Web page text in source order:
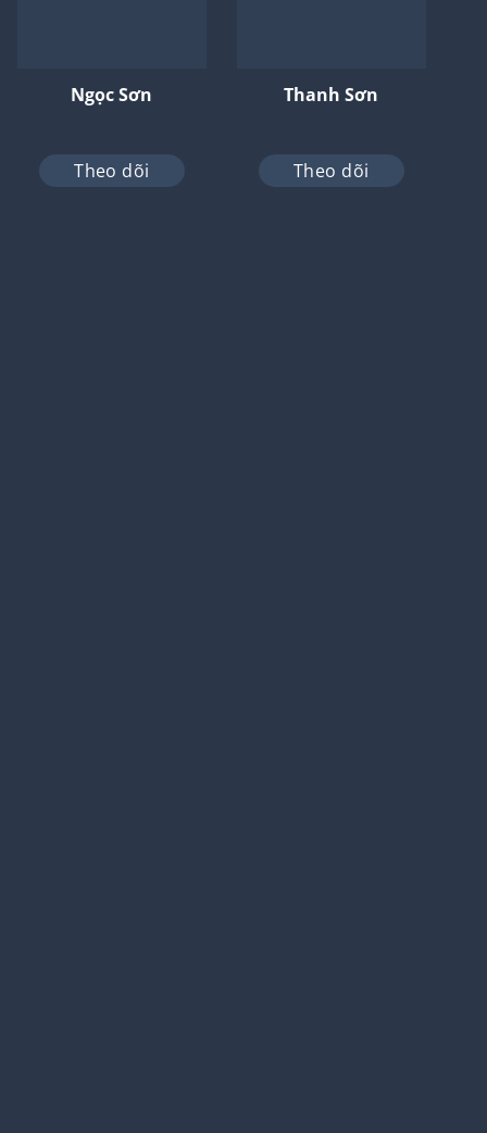
Ngọc Sơn
Theo dõi
Thanh Sơn
Theo dõi